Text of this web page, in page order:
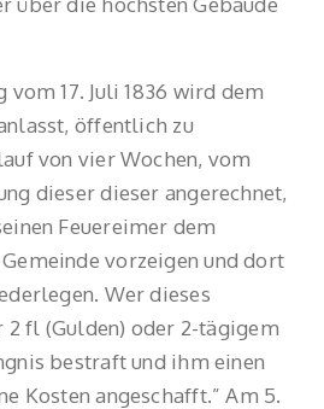
vom 17. Juli 1836 wird dem
öffentlich zu
von vier Wochen, vom
dieser dieser angerechnet,
Feuereimer dem
vorzeigen und dort
Wer dieses
fl (Gulden) oder 2-tägigem
bestraft und ihm einen
Kosten angeschafft.” Am 5.